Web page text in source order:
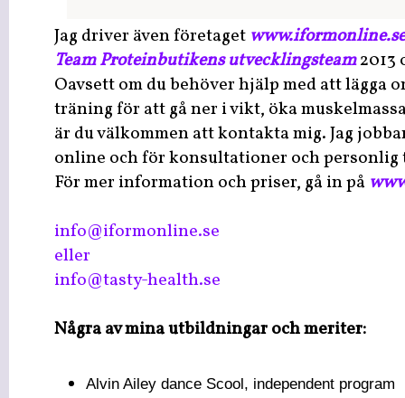
Jag driver även företaget www.iformonline.se
Team Proteinbutikens utvecklingsteam2013
Oavsett om du behöver hjälp med att lägga
träning för att gå ner i vikt, öka
är du välkommen att kontakta mig. Jag
online och för konsultationer och
För mer information och priser, gå in på
info@iformonline.se
eller
info@tasty-health.se
Några av mina utbildningar och meriter:
Alvin Ailey dance Scool, independent program